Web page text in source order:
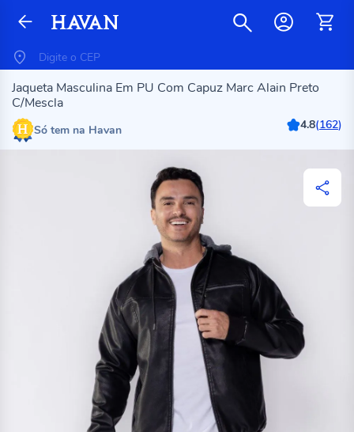
Jaqueta Masculina Em PU Com Capuz Marc Alain Preto
C/Mescla
Só tem na Havan 4.8(162)